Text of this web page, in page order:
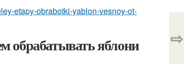
etapy-obrabotki-yablon-vesnoy-ot-
обрабатывать яблони ⇨